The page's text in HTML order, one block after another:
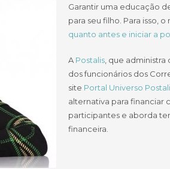
Garantir uma educação
para seu filho. Para isso, o
quanto antes e iniciar a
A Postalis, que administra
dos funcionários dos
site Portal Universo
alternativa para financiar
participantes e aborda
financeira.